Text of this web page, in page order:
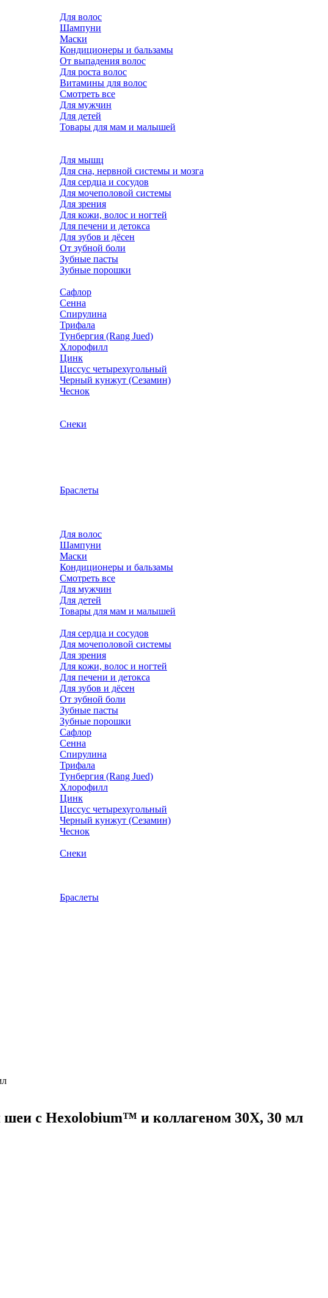
Для волос
Шампуни
Маски
Кондиционеры и бальзамы
От выпадения волос
Для роста волос
Витамины для волос
Смотреть все
Для мужчин
Для детей
Товары для мам и малышей
Для мышц
Для сна, нервной системы и мозга
Для сердца и сосудов
Для мочеполовой системы
Для зрения
Для кожи, волос и ногтей
Для печени и детокса
Для зубов и дёсен
От зубной боли
Зубные пасты
Зубные порошки
Сафлор
Сенна
Спирулина
Трифала
Тунбергия (Rang Jued)
Хлорофилл
Цинк
Циссус четырехугольный
Черный кунжут (Сезамин)
Чеснок
Снеки
Браслеты
Для волос
Шампуни
Маски
Кондиционеры и бальзамы
Смотреть все
Для мужчин
Для детей
Товары для мам и малышей
Для сердца и сосудов
Для мочеполовой системы
Для зрения
Для кожи, волос и ногтей
Для печени и детокса
Для зубов и дёсен
От зубной боли
Зубные пасты
Зубные порошки
Сафлор
Сенна
Спирулина
Трифала
Тунбергия (Rang Jued)
Хлорофилл
Цинк
Циссус четырехугольный
Черный кунжут (Сезамин)
Чеснок
Снеки
Браслеты
шеи с Hexolobium™ и коллагеном 30X, 30 мл